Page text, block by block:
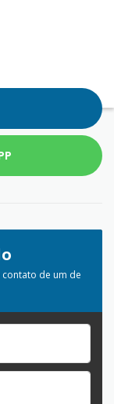
de um de